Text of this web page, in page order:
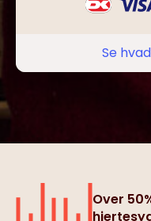
Se
Over